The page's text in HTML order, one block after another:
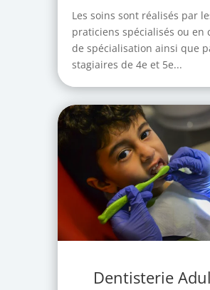
Les soins sont réalisés par
praticiens spécialisés ou en
de spécialisation ainsi que
stagiaires de 4e et 5e...
Dentisterie